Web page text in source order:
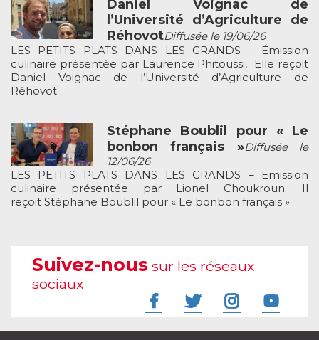
Daniel Voignac de
l’Université d’Agriculture de
RéhovotDiffusée le 19/06/26
LES PETITS PLATS DANS LES GRANDS – Émission
culinaire présentée par Laurence Phitoussi, Elle reçoit
Daniel Voignac de l’Université d’Agriculture de
Réhovot.
Stéphane Boublil pour « Le
bonbon français »Diffusée le
12/06/26
LES PETITS PLATS DANS LES GRANDS – Emission
culinaire présentée par Lionel Choukroun. Il
reçoit Stéphane Boublil pour « Le bonbon français »
Suivez-nous sur les réseaux
sociaux